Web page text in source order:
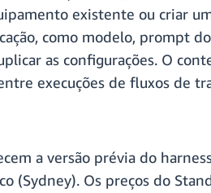
existente ou criar
como modelo, prompt
as configurações. O
execuções de fluxos de
a versão prévia do
(Sydney). Os preços do